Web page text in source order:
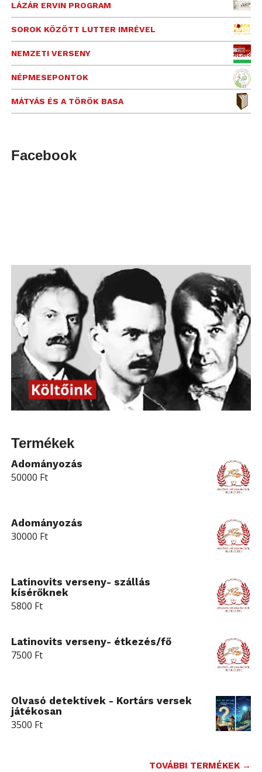
LÁZÁR ERVIN PROGRAM
SOROK KÖZÖTT LUTTER IMRÉVEL
NEMZETI VERSENY
NÉPMESEPONTOK
MÁTYÁS ÉS A TÖRÖK BASA
Facebook
Termékek
Adományozás
50000 Ft
Adományozás
30000 Ft
Latinovits verseny- szállás
kísérőknek
5800 Ft
Latinovits verseny- étkezés/fő
7500 Ft
Olvasó detektívek - Kortárs versek
játékosan
3500 Ft
TOVÁBBI TERMÉKEK →